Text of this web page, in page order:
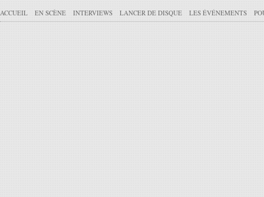
ACCUEIL EN SCÈNE INTERVIEWS LANCER DE DISQUE LES ÉVÉNEMENTS